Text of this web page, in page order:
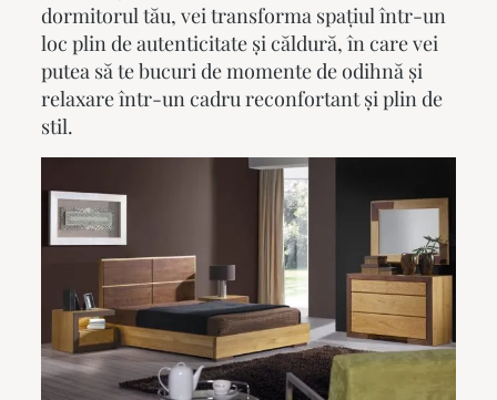
dormitorul tău, vei transforma spațiul într-un
loc plin de autenticitate și căldură, în care vei
putea să te bucuri de momente de odihnă și
relaxare într-un cadru reconfortant și plin de
stil.